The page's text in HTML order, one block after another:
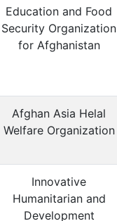
Education and Food
Security Organization
for Afghanistan
Afghan Asia Helal
Welfare Organization
Innovative
Humanitarian and
Development